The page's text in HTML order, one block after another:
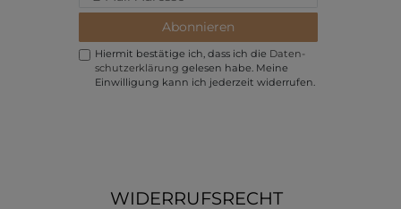
Abonnieren
Hiermit bestätige ich, dass ich die Daten­
schutz­erklärung gelesen habe. Meine
Einwilligung kann ich jederzeit widerrufen.
WIDERRUFSRECHT